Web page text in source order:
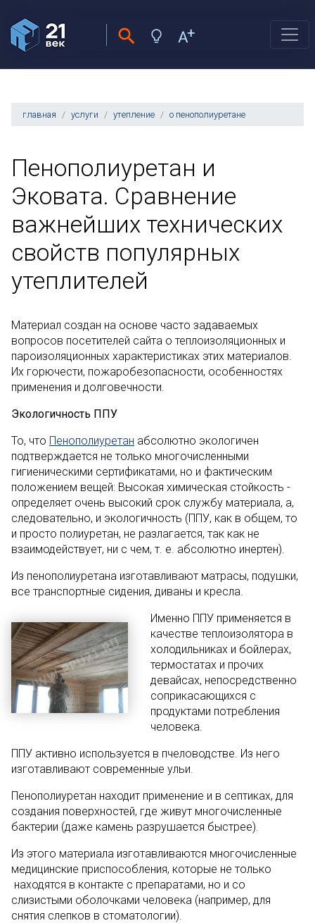
главная услуги утепление о пенополиуретане
Пенополиуретан и
Эковата. Сравнение
важнейших технических
свойств популярных
утеплителей
Материал создан на основе часто задаваемых
вопросов посетителей сайта о теплоизоляционных и
пароизоляционных характеристиках этих материалов.
Их горючести, пожаробезопасности, особенностях
применения и долговечности.
Экологичность ППУ
То, что Пенополиуретан абсолютно экологичен
подтверждается не только многочисленными
гигиеническими сертификатами, но и фактическим
положением вещей: Высокая химическая стойкость -
определяет очень высокий срок службу материала, а,
следовательно, и экологичность (ППУ, как в общем, то
и просто полиуретан, не разлагается, так как не
взаимодействует, ни с чем, т. е. абсолютно инертен).
Из пенополиуретана изготавливают матрасы, подушки,
все транспортные сидения, диваны и кресла.
Именно ППУ применяется в
качестве теплоизолятора в
холодильниках и бойлерах,
термостатах и прочих
девайсах, непосредственно
соприкасающихся с
продуктами потребления
человека.
ППУ активно используется в пчеловодстве. Из него
изготавливают современные ульи.
Пенополиуретан находит применение и в септиках, для
создания поверхностей, где живут многочисленные
бактерии (даже камень разрушается быстрее).
Из этого материала изготавливаются многочисленные
медицинские приспособления, которые не только
находятся в контакте с препаратами, но и со
слизистыми оболочками человека (например, для
снятия слепков в стоматологии).